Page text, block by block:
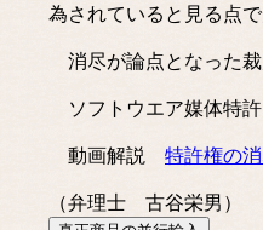
為されていると見る点で
消尽が論点となった裁
ソフトウエア媒体特
動画解説 特許権の
（弁理士 古谷栄男）